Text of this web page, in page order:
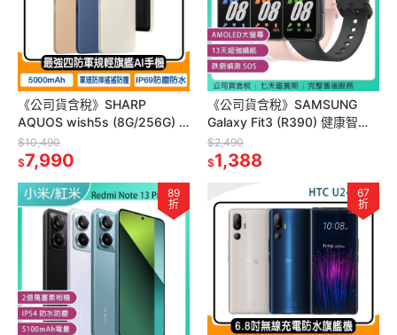
《公司貨含稅》SHARP
AQUOS wish5s (8G/256G) ~
送五孔充電器+玻璃保貼+易聲
運動藍牙耳機
$10,490
$7,990
《公司貨含稅》SAMSUNG
Galaxy Fit3 (R390) 健康智慧
手環
$2,490
$1,388
89
折
67
折